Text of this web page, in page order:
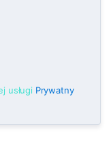
usługi Prywatny